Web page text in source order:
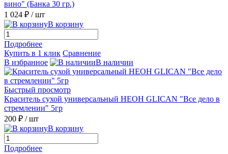
вино" (Банка 30 гр.)
1 024 ₽ / шт
В корзину
Подробнее
Купить в 1 клик Сравнение
В избранное
В наличии
Быстрый просмотр
Краситель сухой универсальный НЕОН GLICAN "Все дело в
стремлении" 5гр
200 ₽ / шт
В корзину
Подробнее